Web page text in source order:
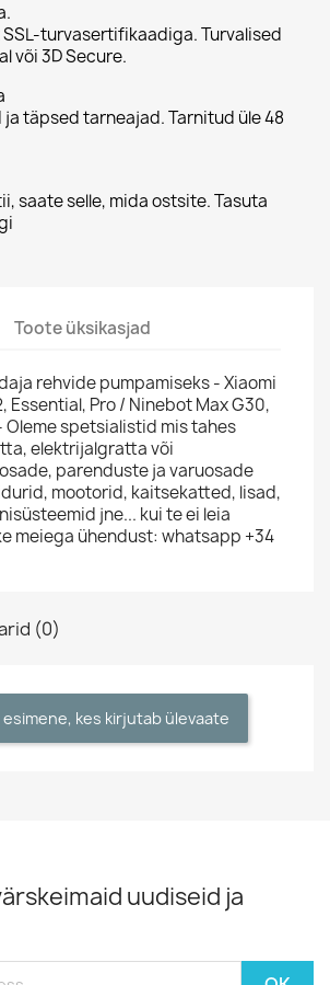
SSL-turvasertifikaadiga. Turvalised
või 3D Secure.
täpsed tarneajad. Tarnitud üle 48
saate selle, mida ostsite. Tasuta
Toote üksikasjad
rehvide pumpamiseks - Xiaomi
Essential, Pro / Ninebot Max G30,
Oleme spetsialistid mis tahes
elektrijalgratta või
parenduste ja varuosade
mootorid, kaitsekatted, lisad,
jne... kui te ei leia
meiega ühendust: whatsapp +34
(0)
esimene, kes kirjutab ülevaate
uudiseid ja